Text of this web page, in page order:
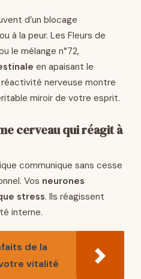
d’un blocage
à la peur. Les Fleurs de
le mélange n°72,
en apaisant le
nerveuse montre
miroir de votre esprit.
cerveau qui réagit à
communique sans cesse
Vos neurones
stress. Ils réagissent
interne.
de la
vitalité